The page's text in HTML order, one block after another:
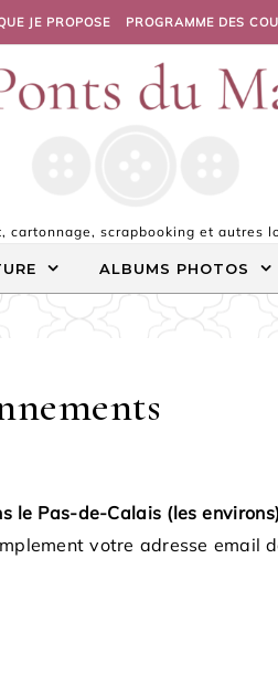
JE PROPOSE PROGRAMME DES
cartonnage, scrapbooking et autres
ALBUMS PHOTOS
le Pas-de-Calais (les environs)
votre adresse email